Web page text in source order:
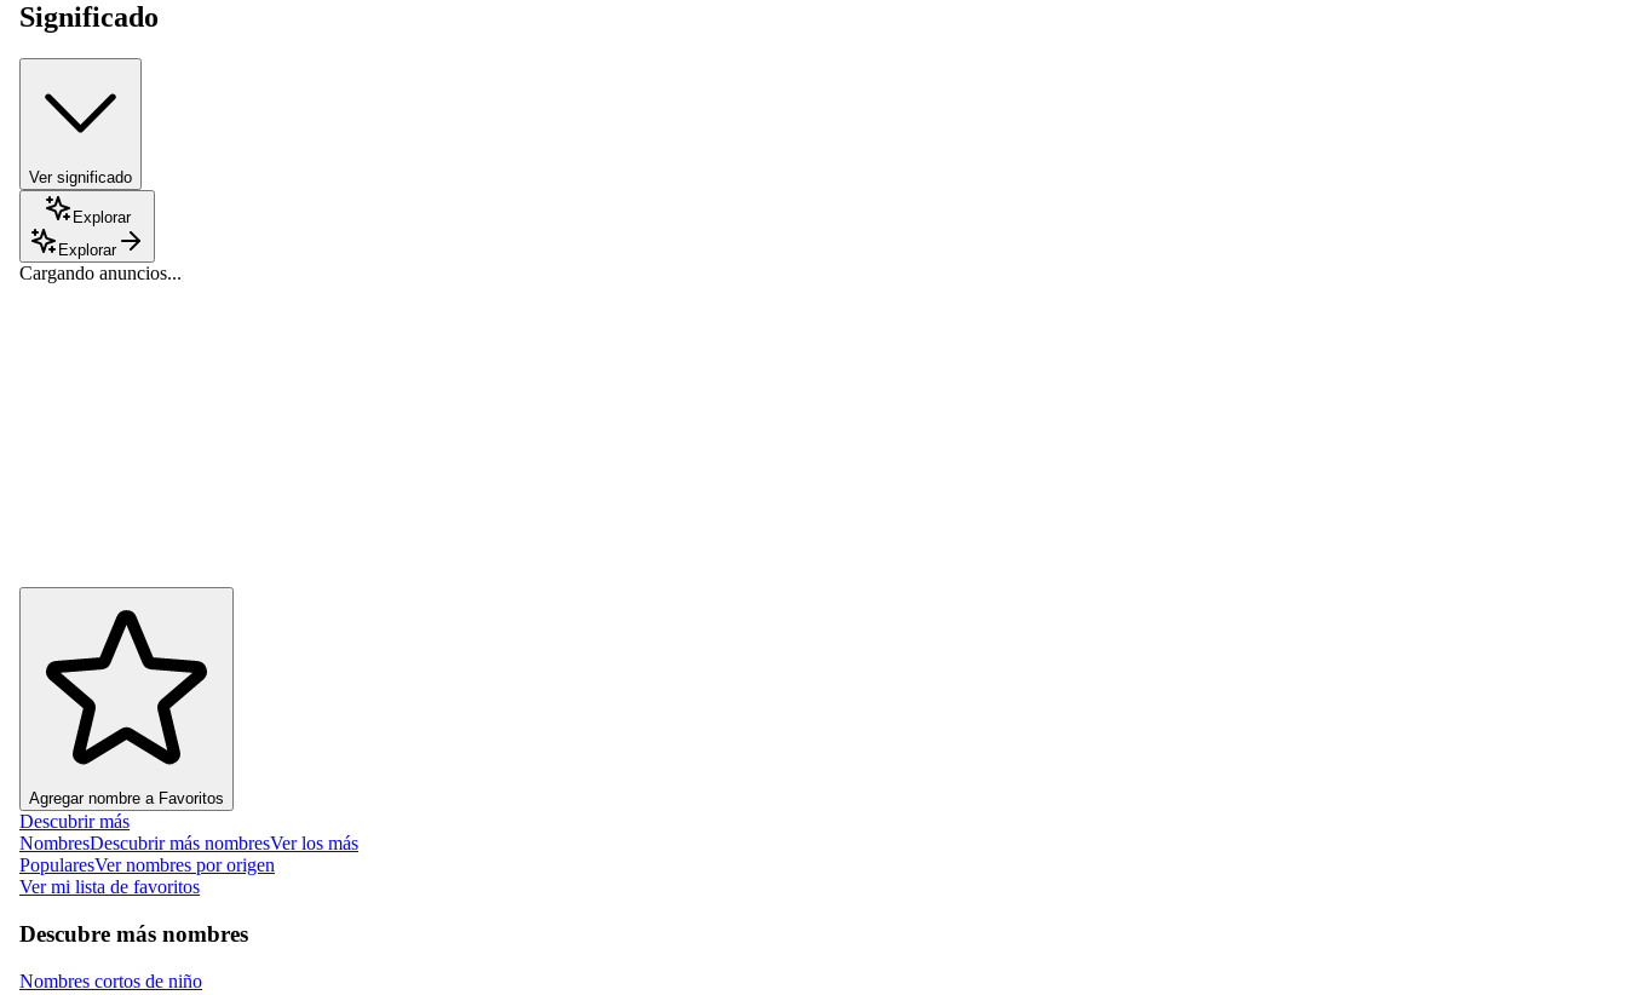
Significado
Ver significado
Explorar
Explorar
Cargando anuncios...
Agregar nombre a Favoritos
Descubrir más
NombresDescubrir más nombresVer los más
PopularesVer nombres por origen
Ver mi lista de favoritos
Descubre más nombres
Nombres cortos de niño